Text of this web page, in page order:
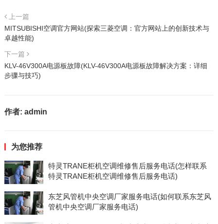
上一篇
MITSUBISHI空调官方网站(探索三菱空调：官方网站上的创新技术与
卓越性能)
下一篇
KLV-46V300A电源板故障(KLV-46V300A电源板故障解决方案：详细
步骤与技巧)
作者: admin
为您推荐
特灵TRANE柜机空调维修售后服务电话(怎样联系
特灵TRANE柜机空调维修售后服务电话)
东芝风管机中央空调厂家服务电话(如何联系东芝风
管机中央空调厂家服务电话)